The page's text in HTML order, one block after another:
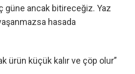
güne ancak bitireceğiz. Yaz
hasada
ürün küçük kalır ve çöp olur”